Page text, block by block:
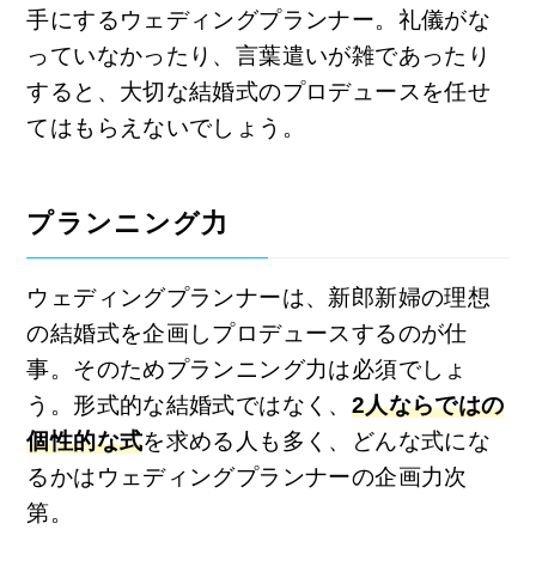
手にするウェディングプランナー。礼儀がな
っていなかったり、言葉遣いが雑であったり
すると、大切な結婚式のプロデュースを任せ
てはもらえないでしょう。
プランニング力
ウェディングプランナーは、新郎新婦の理想
の結婚式を企画しプロデュースするのが仕
事。そのためプランニング力は必須でしょ
う。形式的な結婚式ではなく、 2人ならではの
個性的な式を求める人も多く、どんな式にな
るかはウェディングプランナーの企画力次
第。